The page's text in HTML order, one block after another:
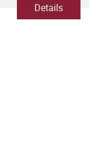
Details